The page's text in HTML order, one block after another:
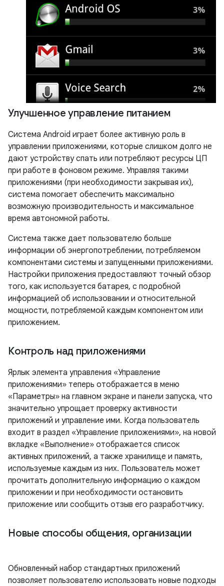
Улучшенное управление питанием
Система Android играет более активную роль в
управлении приложениями, которые слишком долго не
дают устройству спать или потребляют ресурсы ЦП
при работе в фоновом режиме. Управляя такими
приложениями (при необходимости закрывая их),
система помогает обеспечить максимально
возможную производительность и максимальное
время автономной работы.
Система также дает пользователю больше
информации об энергопотреблении, потребляемом
компонентами системы и запущенными приложениями.
Настройки приложения предоставляют точный обзор
того, как используется батарея, с подробной
информацией об использовании и относительной
мощности, потребляемой каждым компонентом или
приложением.
Контроль над приложениями
Ярлык элемента управления «Управление
приложениями» теперь отображается в меню
«Параметры» на главном экране и панели запуска, что
значительно упрощает проверку активности
приложений и управление ими. Когда пользователь
входит в раздел «Управление приложениями», на новой
вкладке «Выполнение» отображается список
активных приложений, а также хранилище и память,
используемые каждым из них. Пользователь может
прочитать дополнительную информацию о каждом
приложении и при необходимости остановить
приложение или сообщить отзыв его разработчику.
Новые способы общения, организации
Обновленный набор стандартных приложений
позволяет пользователю использовать новые подходы